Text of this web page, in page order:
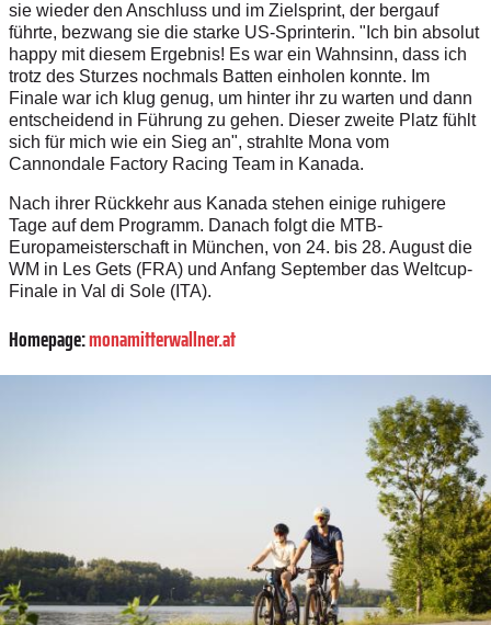
sie wieder den Anschluss und im Zielsprint, der bergauf
führte, bezwang sie die starke US-Sprinterin. "Ich bin absolut
happy mit diesem Ergebnis! Es war ein Wahnsinn, dass ich
trotz des Sturzes nochmals Batten einholen konnte. Im
Finale war ich klug genug, um hinter ihr zu warten und dann
entscheidend in Führung zu gehen. Dieser zweite Platz fühlt
sich für mich wie ein Sieg an", strahlte Mona vom
Cannondale Factory Racing Team in Kanada.
Nach ihrer Rückkehr aus Kanada stehen einige ruhigere
Tage auf dem Programm. Danach folgt die MTB-
Europameisterschaft in München, von 24. bis 28. August die
WM in Les Gets (FRA) und Anfang September das Weltcup-
Finale in Val di Sole (ITA).
Homepage:monamitterwallner.at